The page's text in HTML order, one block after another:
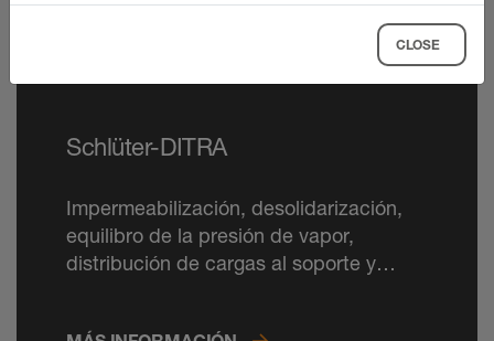
Schlüter-DITRA
Impermeabilización, desolidarización,
equilibro de la presión de vapor,
distribución de cargas al soporte y
CLOSE